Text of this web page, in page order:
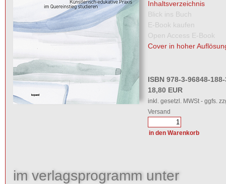
Inhaltsverzeichnis
Blick ins Buch
E-Book kaufen
Open Access E-Book
Cover in hoher
ISBN 978-3-96848-
18,80 EUR
inkl. gesetzl. MWSt - ggfs.
Versand
im verlagsprogramm unter